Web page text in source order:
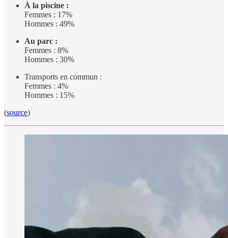
À la piscine :
Femmes : 17%
Hommes : 49%
Au parc :
Femmes : 8%
Hommes : 30%
Transports en commun :
Femmes : 4%
Hommes : 15%
(source)